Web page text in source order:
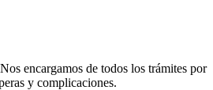
Nos encargamos de todos los trámites por
y complicaciones.